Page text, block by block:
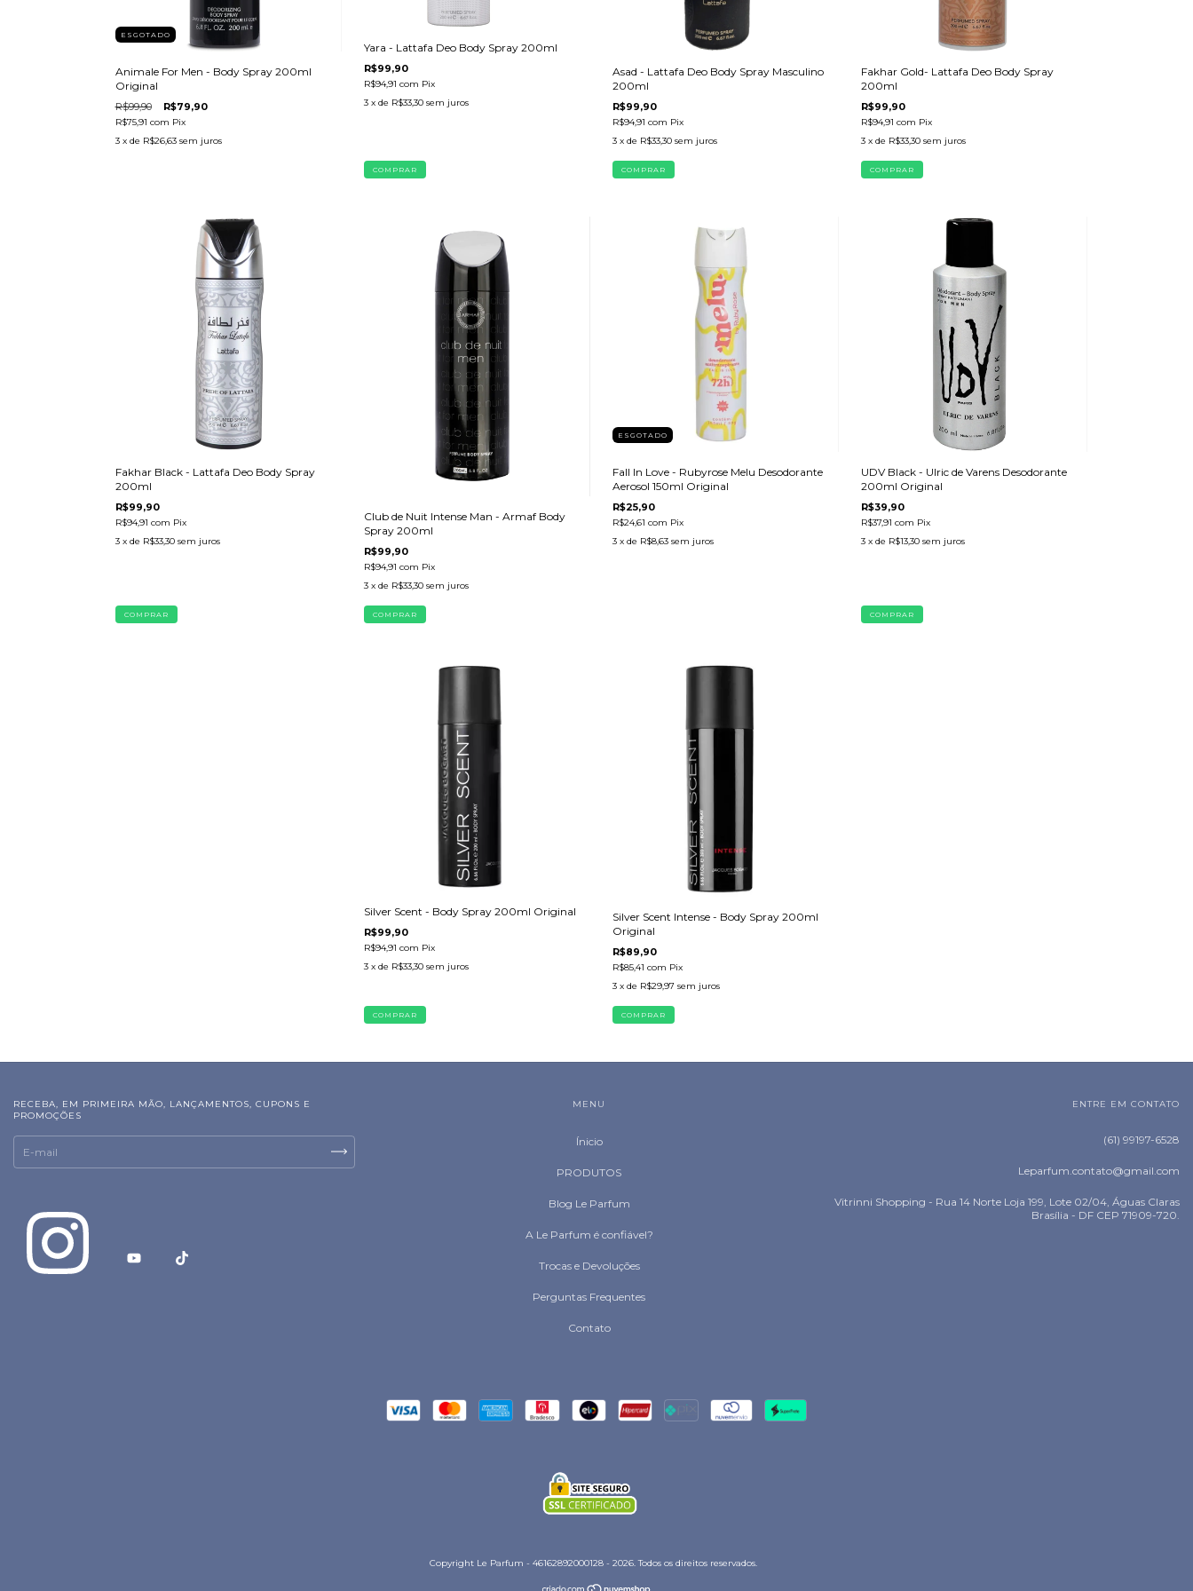
ESGOTADO
Animale For Men - Body Spray 200ml
Original
R$99,90 R$79,90
R$75,91 com Pix
3 x de R$26,63 sem juros
Yara - Lattafa Deo Body Spray 200ml
R$99,90
R$94,91 com Pix
3 x de R$33,30 sem juros
Asad - Lattafa Deo Body Spray Masculino
200ml
R$99,90
R$94,91 com Pix
3 x de R$33,30 sem juros
Fakhar Gold- Lattafa Deo Body Spray
200ml
R$99,90
R$94,91 com Pix
3 x de R$33,30 sem juros
Fakhar Black - Lattafa Deo Body Spray
200ml
R$99,90
R$94,91 com Pix
3 x de R$33,30 sem juros
Club de Nuit Intense Man - Armaf Body
Spray 200ml
R$99,90
R$94,91 com Pix
3 x de R$33,30 sem juros
ESGOTADO
Fall In Love - Rubyrose Melu Desodorante
Aerosol 150ml Original
R$25,90
R$24,61 com Pix
3 x de R$8,63 sem juros
UDV Black - Ulric de Varens Desodorante
200ml Original
R$39,90
R$37,91 com Pix
3 x de R$13,30 sem juros
Silver Scent - Body Spray 200ml Original
R$99,90
R$94,91 com Pix
3 x de R$33,30 sem juros
Silver Scent Intense - Body Spray 200ml
Original
R$89,90
R$85,41 com Pix
3 x de R$29,97 sem juros
RECEBA, EM PRIMEIRA MÃO, LANÇAMENTOS, CUPONS E
PROMOÇÕES
MENU
Ínicio
PRODUTOS
Blog Le Parfum
A Le Parfum é confiável?
Trocas e Devoluções
Perguntas Frequentes
Contato
ENTRE EM CONTATO
(61) 99197-6528
Leparfum.contato@gmail.com
Vitrinni Shopping - Rua 14 Norte Loja 199, Lote 02/04, Águas Claras
Brasília - DF CEP 71909-720.
Copyright Le Parfum - 46162892000128 - 2026. Todos os direitos reservados.